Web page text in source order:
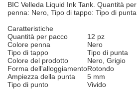
BIC Velleda Liquid Ink Tank. Quantità
penna: Nero, Tipo di tappo: Tipo di punta
Caratteristiche
Quantità per pacco
12 pz
Colore penna
Nero
Tipo di tappo
Tipo di punta
Colore del prodotto
Nero, Grigio
Forma dell'alloggiamentoRotondo
Ampiezza della punta
5 mm
Tipo di punto
Vivido